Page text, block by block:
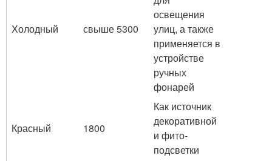
Холодный свыше 5300
освещения
улиц, а также
применяется в
устройстве
ручных
фонарей
Красный 1800
Как источник
декоративной
и фито-
подсветки